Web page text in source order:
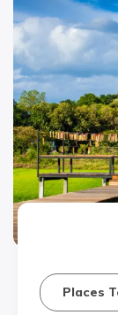
Places